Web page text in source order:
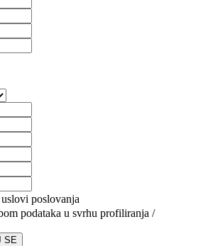
poslovanja
podataka u svrhu profiliranja /
SE